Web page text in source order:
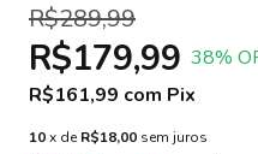
R$289,99
R$179,99 38%
R$161,99 com Pix
10x de R$18,00 sem juros